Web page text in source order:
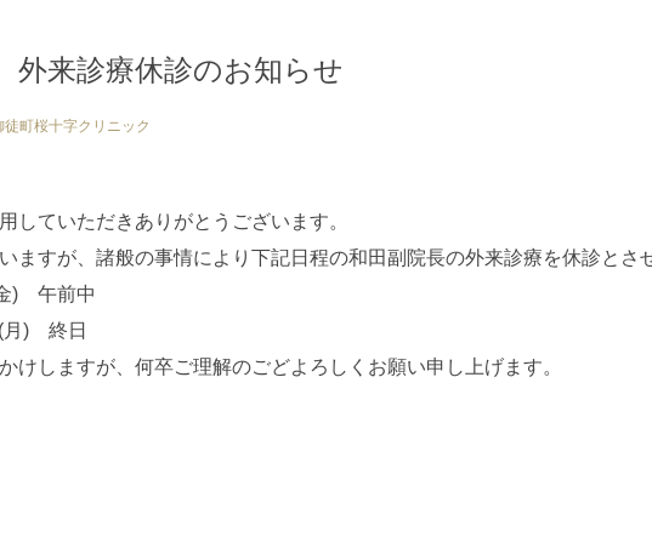
来診療休診のお知らせ
徒町桜十字クリニック
していただきありがとうございます。
ますが、諸般の事情により下記日程の和田副院長の外来診療を休診とさ
) 午前中
(月) 終日
けしますが、何卒ご理解のごどよろしくお願い申し上げます。